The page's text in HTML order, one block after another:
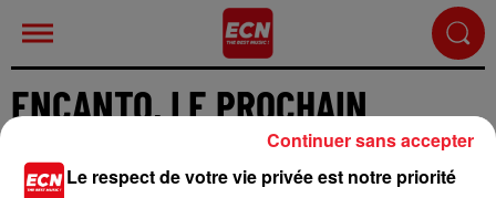
ENCANTO, LE PROCHAIN
DISNEY NOUS EMMÈNE EN
Le respect de votre vie privée est notre priorité
Continuer sans accepter